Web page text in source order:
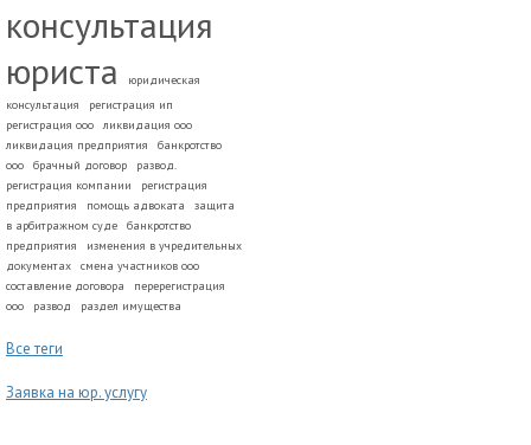
консультация
юриста
юридическая
консультация
регистрация ип
регистрация ооо
ликвидация ооо
ликвидация предприятия
банкротство
ооо
брачный договор
развод.
регистрация компании
регистрация
предприятия
помощь адвоката
защита
в арбитражном суде
банкротство
предприятия
изменения в учредительных
документах
смена участников ооо
составление договора
перерегистрация
ооо
развод раздел имущества
Все теги
Заявка на юр. услугу